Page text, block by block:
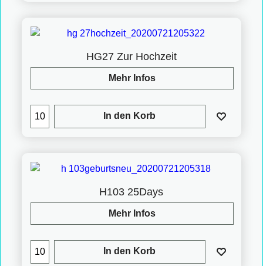
HG27 Zur Hochzeit
Mehr Infos
In den Korb
H103 25Days
Mehr Infos
In den Korb